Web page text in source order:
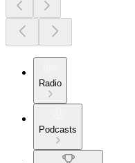
Radio
Podcasts